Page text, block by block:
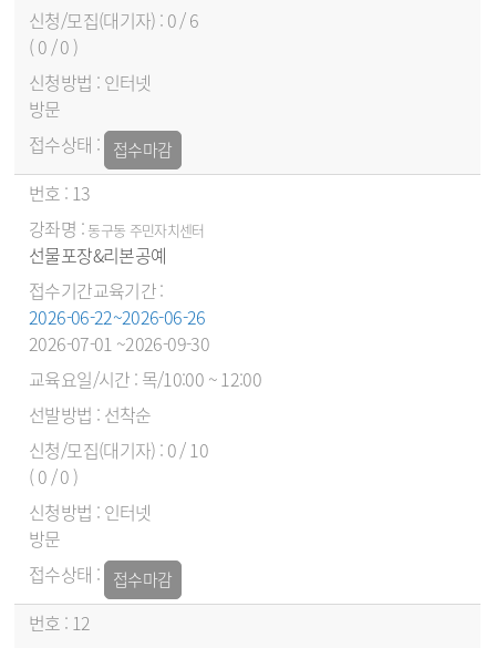
0 / 6
( 0 / 0 )
인터넷
방문
접수마감
13
동구동 주민자치센터
선물포장&리본공예
2026-06-22~2026-06-26
2026-07-01 ~2026-09-30
목/10:00 ~ 12:00
선착순
0 / 10
( 0 / 0 )
인터넷
방문
접수마감
12